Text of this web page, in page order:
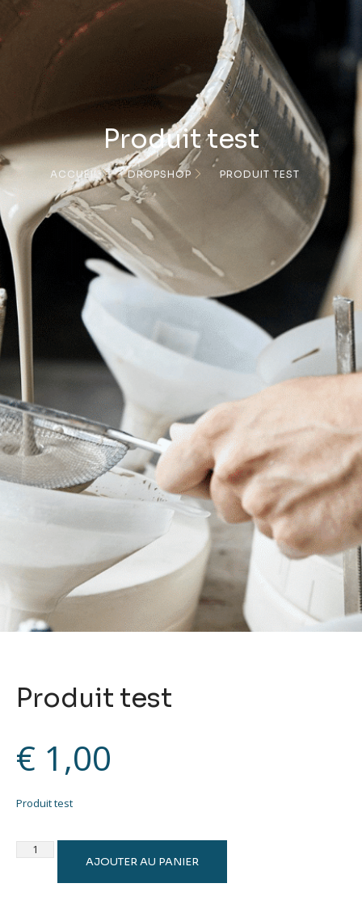
Produit test
ACCUEIL DROPSHOP PRODUIT TEST
Produit test
€ 1,00
Produit test
AJOUTER AU PANIER